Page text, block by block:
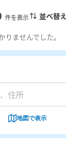
件を表示 並べ替え
ませんでした。
地図で表示